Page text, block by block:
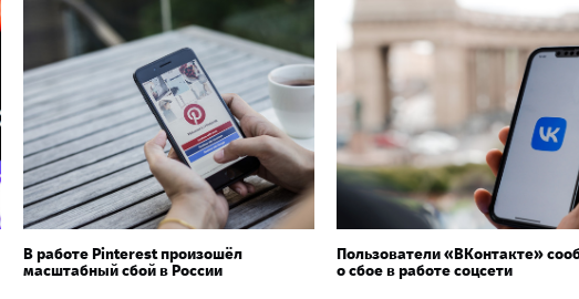
В работе Pinterest произошёл
масштабный сбой в России
Пользователи «ВКонтакте»
о сбое в работе соцсети